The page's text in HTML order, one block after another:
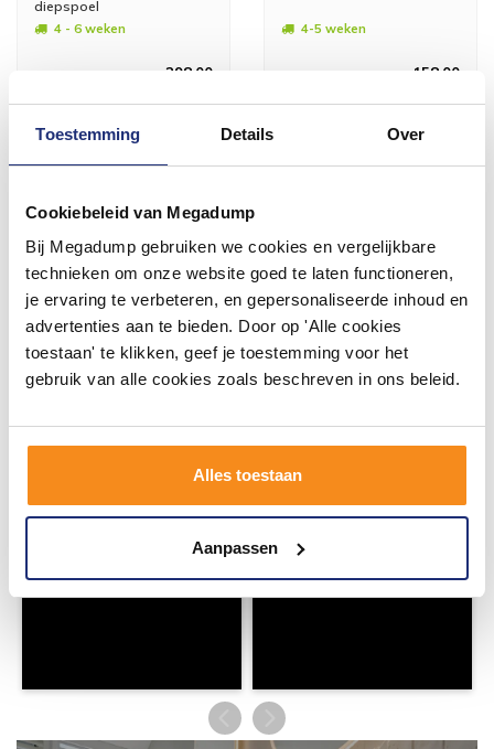
Toestemming Details Over
Cookiebeleid van Megadump
Bij Megadump gebruiken we cookies en vergelijkbare
technieken om onze website goed te laten functioneren,
je ervaring te verbeteren, en gepersonaliseerde inhoud en
advertenties aan te bieden. Door op 'Alle cookies
toestaan' te klikken, geef je toestemming voor het
gebruik van alle cookies zoals beschreven in ons beleid.
Alles toestaan
Aanpassen
diepspoel
4 - 6 weken
298,00
197,00
4-5 weken
158,00
110,00
#mijndroombadkamer
Wij geloven in de kracht van delen. Deel jouw
badkamer op Instagram met #mijndroombadkamer
en tag @megadumpnl. Samen bouwen we een